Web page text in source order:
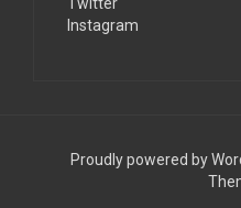
Instagram
Proudly powered by